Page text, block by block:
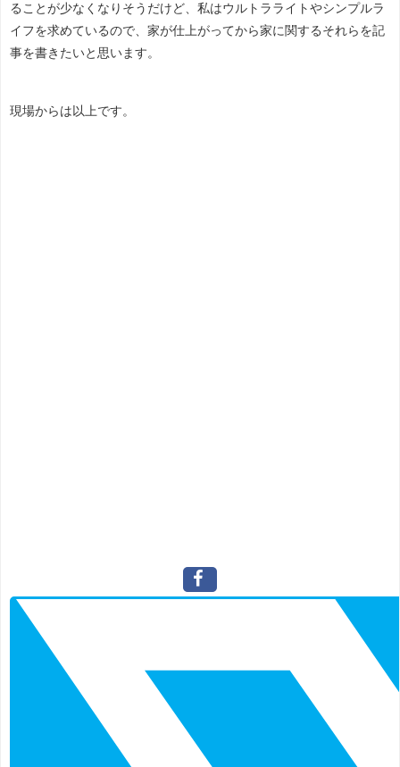
ることが少なくなりそうだけど、私はウルトラライトやシンプルラ
イフを求めているので、家が仕上がってから家に関するそれらを記
事を書きたいと思います。
現場からは以上です。